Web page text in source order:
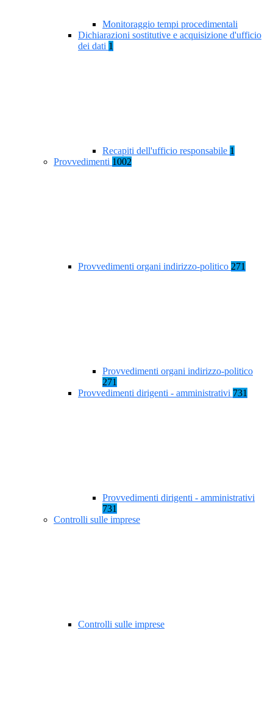
Monitoraggio tempi procedimentali
Dichiarazioni sostitutive e acquisizione d'ufficio
dei dati 1
Recapiti dell'ufficio responsabile 1
Provvedimenti 1002
Provvedimenti organi indirizzo-politico 271
Provvedimenti organi indirizzo-politico
271
Provvedimenti dirigenti - amministrativi 731
Provvedimenti dirigenti - amministrativi
731
Controlli sulle imprese
Controlli sulle imprese